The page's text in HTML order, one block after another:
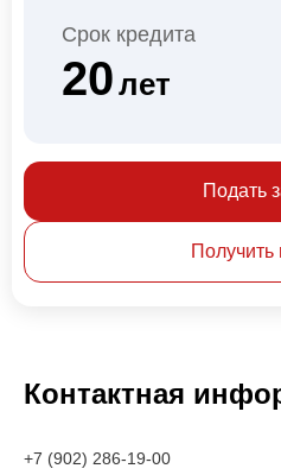
Срок кредита
20лет
Подать
Получить
Контактная
+7 (902) 286-19-00